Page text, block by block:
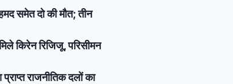
समेत दो की मौत; तीन
किरेन रिजिजू, परिसीमन
राजनीतिक दलों का